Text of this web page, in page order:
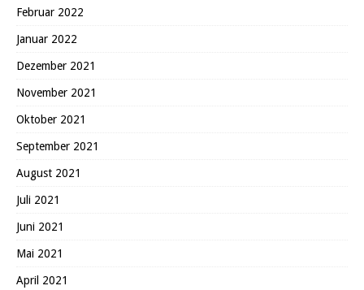
Februar 2022
Januar 2022
Dezember 2021
November 2021
Oktober 2021
September 2021
August 2021
Juli 2021
Juni 2021
Mai 2021
April 2021